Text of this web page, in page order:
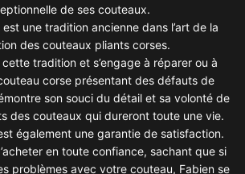
de ses couteaux.
une tradition ancienne dans l’art de la
des couteaux pliants corses.
tradition et s’engage à réparer ou à
corse présentant des défauts de
son souci du détail et sa volonté de
des couteaux qui dureront toute une vie.
également une garantie de satisfaction.
en toute confiance, sachant que si
problèmes avec votre couteau, Fabien se